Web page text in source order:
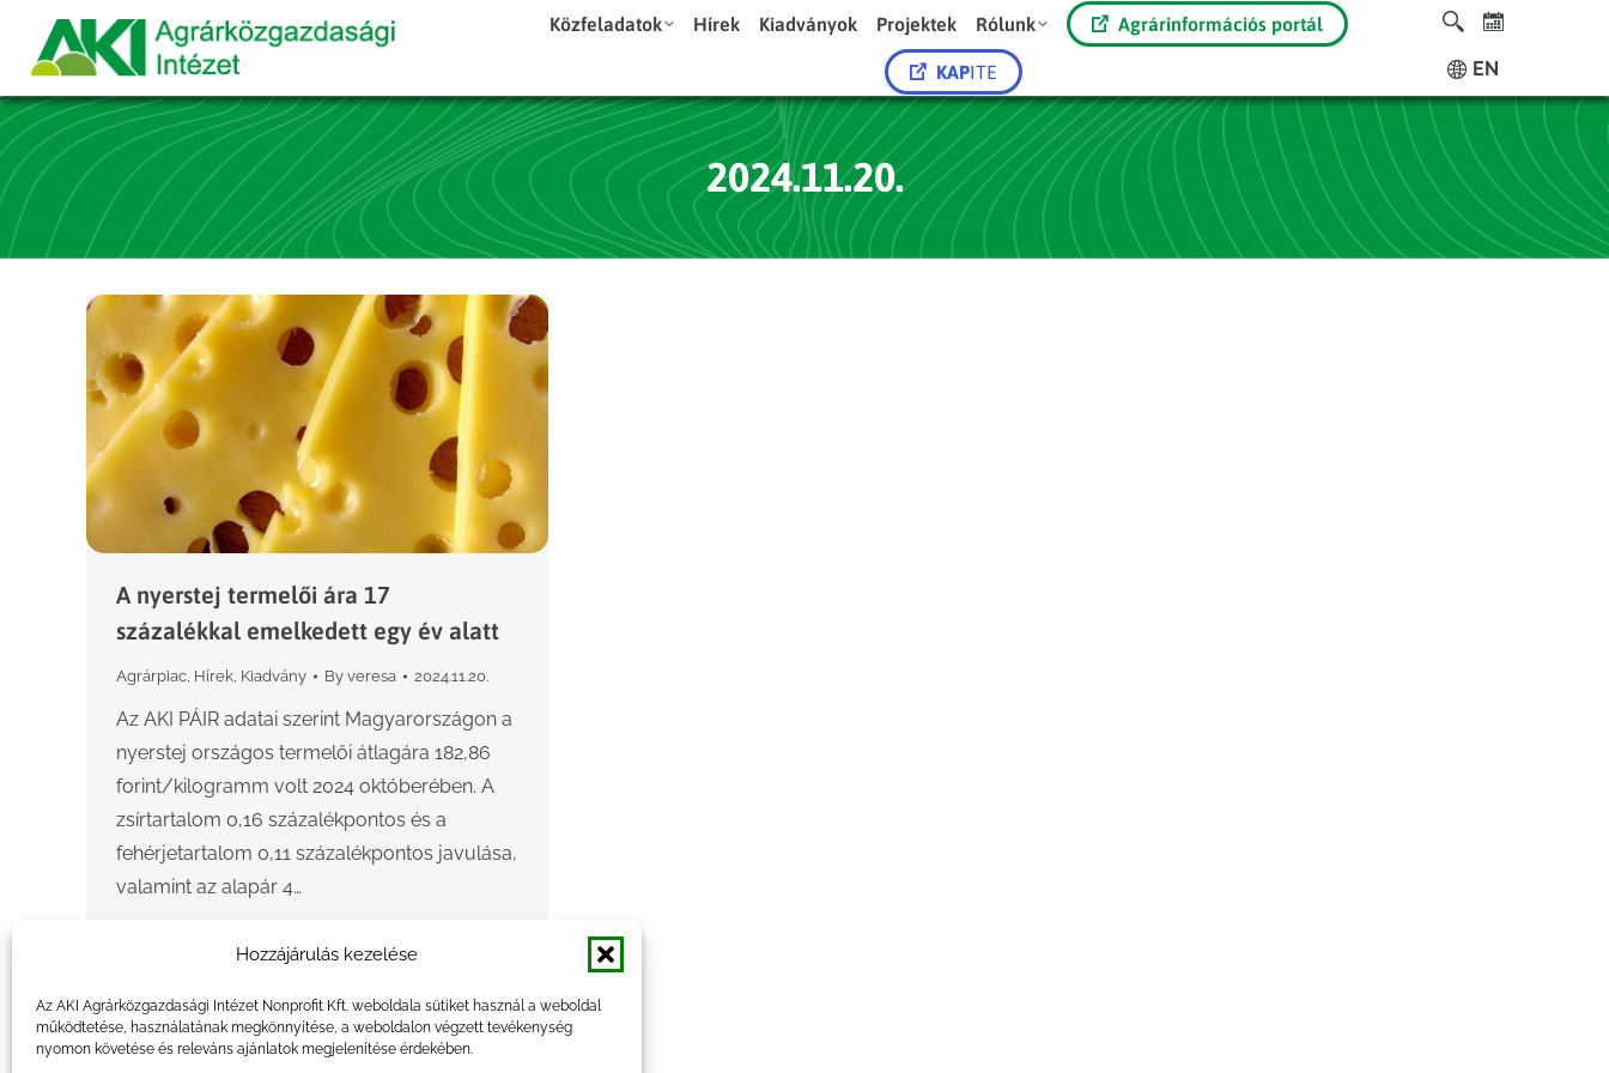
Hozzájárulás kezelése
Az AKI Agrárközgazdasági Intézet Nonprofit Kft. weboldala sütiket használ a weboldal
működtetése, használatának megkönnyítése, a weboldalon végzett tevékenység
nyomon követése és releváns ajánlatok megjelenítése érdekében.
Közfeladatok Hírek Kiadványok Projektek Rólunk Agrárinformációs portál
KAPITE EN
2024.11.20.
A nyerstej termelői ára 17
százalékkal emelkedett egy év alatt
Agrárpiac, Hírek, Kiadvány By veresa 2024.11.20.
Az AKI PÁIR adatai szerint Magyarországon a
nyerstej országos termelői átlagára 182,86
forint/kilogramm volt 2024 októberében. A
zsírtartalom 0,16 százalékpontos és a
fehérjetartalom 0,11 százalékpontos javulása,
valamint az alapár 4…